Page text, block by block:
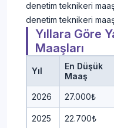
denetim teknikeri
denetim teknikeri
Yıllara Göre
Maaşları
Yıl
En Düşük
Maaş
2026 27.000₺
2025 22.700₺